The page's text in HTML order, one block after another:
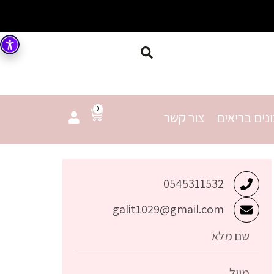
בריאים צור קשר
0
0545311532
galit1029@gmail.com